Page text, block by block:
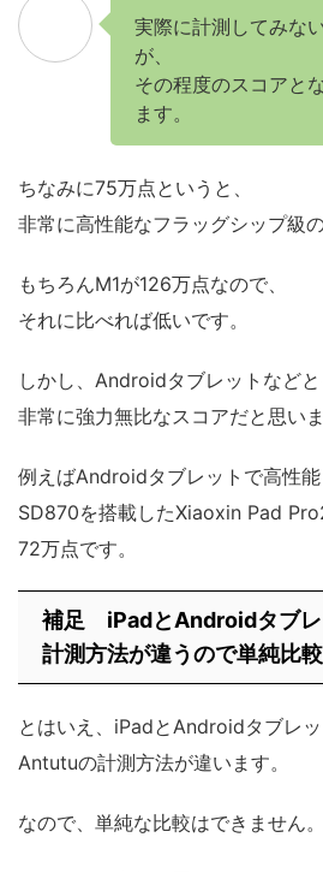
実際に計測してみな
が、
その程度のスコアと
ます。
ちなみに75万点というと、
非常に高性能なフラッグシップ級
もちろんM1が126万点なので、
それに比べれば低いです。
しかし、Androidタブレットなどと
非常に強力無比なスコアだと思いま
例えばAndroidタブレットで高性能
SD870を搭載したXiaoxin Pad
72万点です。
補足 iPadとAndroidタブ
計測方法が違うので単純比較
とはいえ、iPadとAndroidタブレ
Antutuの計測方法が違います。
なので、単純な比較はできません。